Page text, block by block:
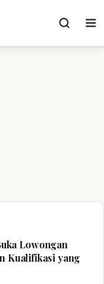
Lowongan
Kualifikasi yang